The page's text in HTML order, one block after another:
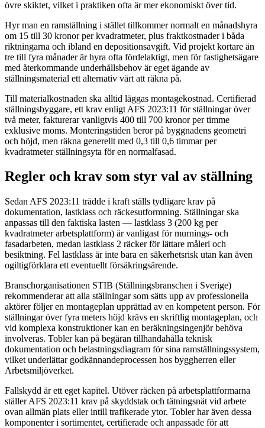
övre skiktet, vilket i praktiken ofta är mer ekonomiskt över tid.
Hyr man en ramställning i stället tillkommer normalt en månadshyra
om 15 till 30 kronor per kvadratmeter, plus fraktkostnader i båda
riktningarna och ibland en depositionsavgift. Vid projekt kortare än
tre till fyra månader är hyra ofta fördelaktigt, men för fastighetsägare
med återkommande underhållsbehov är eget ägande av
ställningsmaterial ett alternativ värt att räkna på.
Till materialkostnaden ska alltid läggas montagekostnad. Certifierad
ställningsbyggare, ett krav enligt AFS 2023:11 för ställningar över
två meter, fakturerar vanligtvis 400 till 700 kronor per timme
exklusive moms. Monteringstiden beror på byggnadens geometri
och höjd, men räkna generellt med 0,3 till 0,6 timmar per
kvadratmeter ställningsyta för en normalfasad.
Regler och krav som styr val av ställning
Sedan AFS 2023:11 trädde i kraft ställs tydligare krav på
dokumentation, lastklass och räckesutformning. Ställningar ska
anpassas till den faktiska lasten — lastklass 3 (200 kg per
kvadratmeter arbetsplattform) är vanligast för murnings- och
fasadarbeten, medan lastklass 2 räcker för lättare måleri och
besiktning. Fel lastklass är inte bara en säkerhetsrisk utan kan även
ogiltigförklara ett eventuellt försäkringsärende.
Branschorganisationen STIB (Ställningsbranschen i Sverige)
rekommenderar att alla ställningar som sätts upp av professionella
aktörer följer en montageplan upprättad av en kompetent person. För
ställningar över fyra meters höjd krävs en skriftlig montageplan, och
vid komplexa konstruktioner kan en beräkningsingenjör behöva
involveras. Tobler kan på begäran tillhandahålla teknisk
dokumentation och belastningsdiagram för sina ramställningssystem,
vilket underlättar godkännandeprocessen hos byggherren eller
Arbetsmiljöverket.
Fallskydd är ett eget kapitel. Utöver räcken på arbetsplattformarna
ställer AFS 2023:11 krav på skyddstak och tätningsnät vid arbete
ovan allmän plats eller intill trafikerade ytor. Tobler har även dessa
komponenter i sortimentet, certifierade och anpassade för att